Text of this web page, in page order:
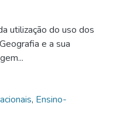
utilização do uso dos
e a sua
, Ensino-